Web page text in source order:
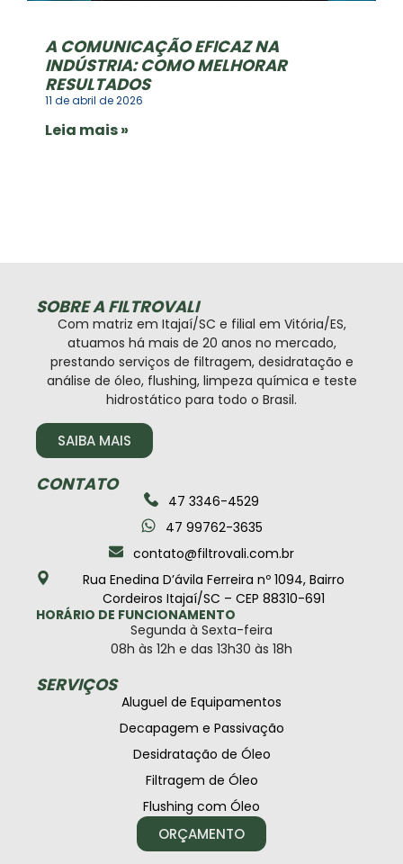
A COMUNICAÇÃO EFICAZ NA
INDÚSTRIA: COMO MELHORAR
RESULTADOS
11 de abril de 2026
Leia mais »
SOBRE A FILTROVALI
Com matriz em Itajaí/SC e filial em Vitória/ES,
atuamos há mais de 20 anos no mercado,
prestando serviços de filtragem, desidratação e
análise de óleo, flushing, limpeza química e teste
hidrostático para todo o Brasil.
SAIBA MAIS
CONTATO
47 3346-4529
47 99762-3635
contato@filtrovali.com.br
Rua Enedina D’ávila Ferreira nº 1094, Bairro
Cordeiros Itajaí/SC – CEP 88310-691
HORÁRIO DE FUNCIONAMENTO
Segunda à Sexta-feira
08h às 12h e das 13h30 às 18h
SERVIÇOS
Aluguel de Equipamentos
Decapagem e Passivação
Desidratação de Óleo
Filtragem de Óleo
Flushing com Óleo
ORÇAMENTO